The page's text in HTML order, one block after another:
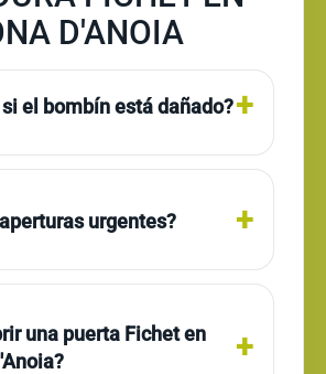
D'ANOIA
el bombín está dañado?
urgentes?
una puerta Fichet en